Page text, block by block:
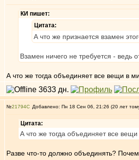
КИ пишет:
Цитата:
А что же признается взамен
Взамен ничего не требуется - ведь
А что же тогда объединяет все вещи в
№21794 Добавлено: Пн 18 Сен 06, 21:26 (20 лет
Цитата:
А что же тогда объединяет все
Разве что-то должно объединять?